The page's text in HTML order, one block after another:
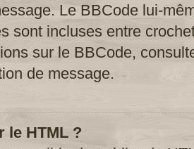
Le BBCode lui-
sont incluses entre
sur le BBCode,
de message.
le HTML ?